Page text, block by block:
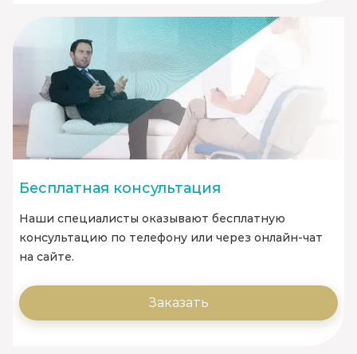
Бесплатная консультация
Наши специалисты оказывают бесплатную
консультацию по телефону или через онлайн-чат
на сайте.
Заказать